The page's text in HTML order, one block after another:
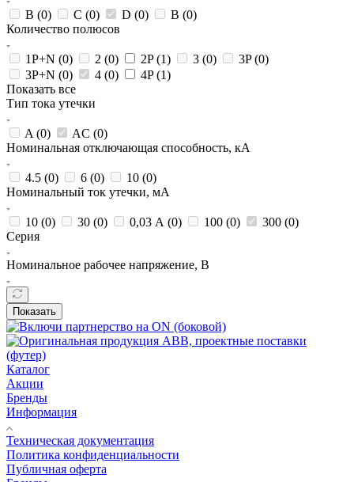
B (0) C (0) D (0) В (0)
Количество полюсов
1P+N (0) 2 (0) 2P (1) 3 (0) 3P (0)
3P+N (0) 4 (0) 4P (1)
Показать все
Тип тока утечки
A (0) AC (0)
Номинальная отключающая способность, кА
4.5 (0) 6 (0) 10 (0)
Номинальный ток утечки, мА
10 (0) 30 (0) 0,03 А (0) 100 (0) 300 (0)
Серия
Номинальное рабочее напряжение, В
Показать
Каталог
Акции
Бренды
Информация
Техническая документация
Политика конфиденциальности
Публичная оферта